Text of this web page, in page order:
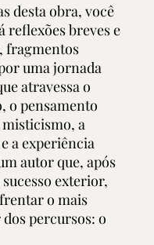
desta obra, você
reflexões breves e
fragmentos
uma jornada
atravessa o
o pensamento
a
a experiência
autor que, após
exterior,
o mais
percursos: o